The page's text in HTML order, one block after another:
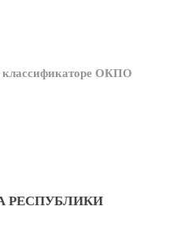
классификаторе ОКПО
РЕСПУБЛИКИ